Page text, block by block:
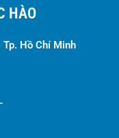
HÀO
Hồ Chí Minh